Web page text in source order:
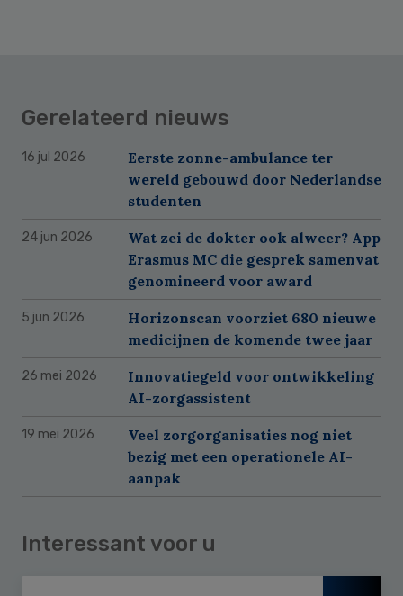
Gerelateerd nieuws
16 jul 2026
Eerste zonne-ambulance ter
wereld gebouwd door Nederlandse
studenten
24 jun 2026
Wat zei de dokter ook alweer? App
Erasmus MC die gesprek samenvat
genomineerd voor award
5 jun 2026
Horizonscan voorziet 680 nieuwe
medicijnen de komende twee jaar
26 mei 2026
Innovatiegeld voor ontwikkeling
AI-zorgassistent
19 mei 2026
Veel zorgorganisaties nog niet
bezig met een operationele AI-
aanpak
Interessant voor u